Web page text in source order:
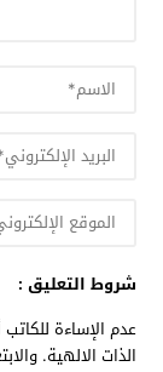
شروط التعليق :
عدم الإساءة
الذات الالهية.